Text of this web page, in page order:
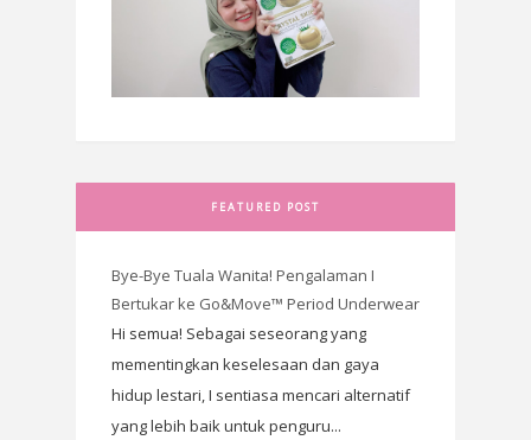
FEATURED POST
Bye-Bye Tuala Wanita! Pengalaman I
Bertukar ke Go&Move™ Period Underwear
Hi semua! Sebagai seseorang yang
mementingkan keselesaan dan gaya
hidup lestari, I sentiasa mencari alternatif
yang lebih baik untuk penguru...